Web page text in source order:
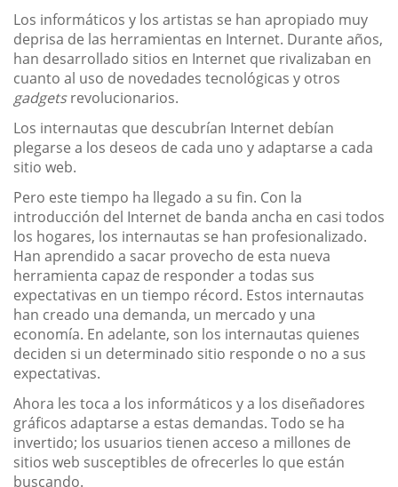
Los informáticos y los artistas se han apropiado muy
deprisa de las herramientas en Internet. Durante años,
han desarrollado sitios en Internet que rivalizaban en
cuanto al uso de novedades tecnológicas y otros
gadgetsrevolucionarios.
Los internautas que descubrían Internet debían
plegarse a los deseos de cada uno y adaptarse a cada
sitio web.
Pero este tiempo ha llegado a su fin. Con la
introducción del Internet de banda ancha en casi todos
los hogares, los internautas se han profesionalizado.
Han aprendido a sacar provecho de esta nueva
herramienta capaz de responder a todas sus
expectativas en un tiempo récord. Estos internautas
han creado una demanda, un mercado y una
economía. En adelante, son los internautas quienes
deciden si un determinado sitio responde o no a sus
expectativas.
Ahora les toca a los informáticos y a los diseñadores
gráficos adaptarse a estas demandas. Todo se ha
invertido; los usuarios tienen acceso a millones de
sitios web susceptibles de ofrecerles lo que están
buscando.